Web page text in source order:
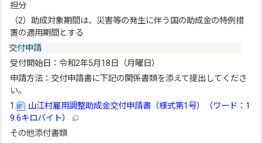
担分
（2）助成対象期間は、災害等の発生に伴う国の助成金の特例措
置の適用期間とする
交付申請
受付開始日：令和2年5月18日（月曜日）
申請方法：交付申請書に下記の関係書類を添えて提出してくださ
い。
1.
山江村雇用調整助成金交付申請書（様式第1号）（ワード：1
9.6キロバイト）
その他添付書類